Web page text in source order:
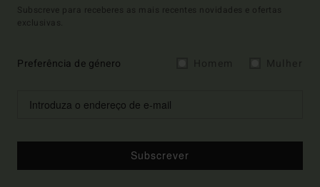
Subscreve para receberes as mais recentes novidades e ofertas
exclusivas.
Preferência de género
Subscrever